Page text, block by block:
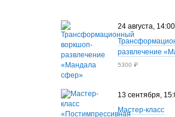
13 авг.
Арт-студия
Мадлены
Маслаковой
Регистрация
14 авг.
12:00
Арт-студия
Мадлены
Регистрация
24 августа, 14:00
развлечение
5300 ₽
13 сентября,
Мастер-класс